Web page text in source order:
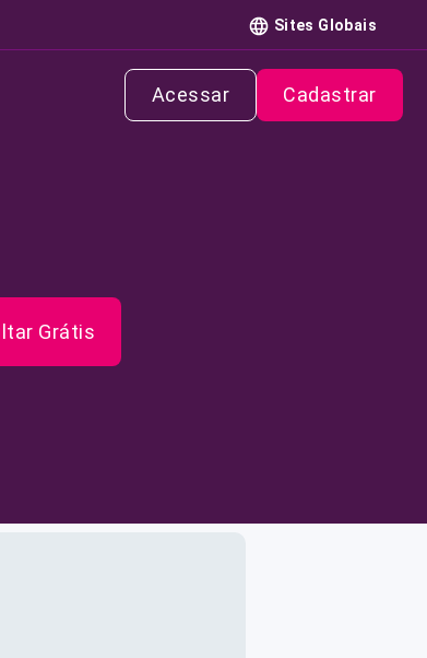
Sites Globais
Acessar Cadastrar
Grátis